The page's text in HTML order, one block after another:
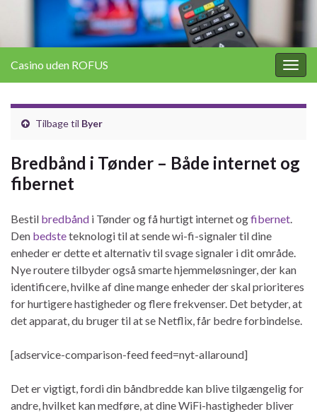
Casino uden ROFUS
Tilbage til Byer
Bredbånd i Tønder – Både internet og
fibernet
Bestil bredbånd i Tønder og få hurtigt internet ogfibernet
Den bedsteteknologi til at sende wi-fi-signaler til dine
enheder er dette et alternativ til svage signaler i dit område.
Nye routere tilbyder også smarte hjemmeløsninger, der kan
identificere, hvilke af dine mange enheder der skal prioriteres
for hurtigere hastigheder og flere frekvenser. Det betyder, at
det apparat, du bruger til at se Netflix, får bedre forbindelse.
[adservice-comparison-feed feed=nyt-allaround]
Det er vigtigt, fordi din båndbredde kan blive tilgængelig for
andre, hvilket kan medføre, at dine WiFi-hastigheder bliver